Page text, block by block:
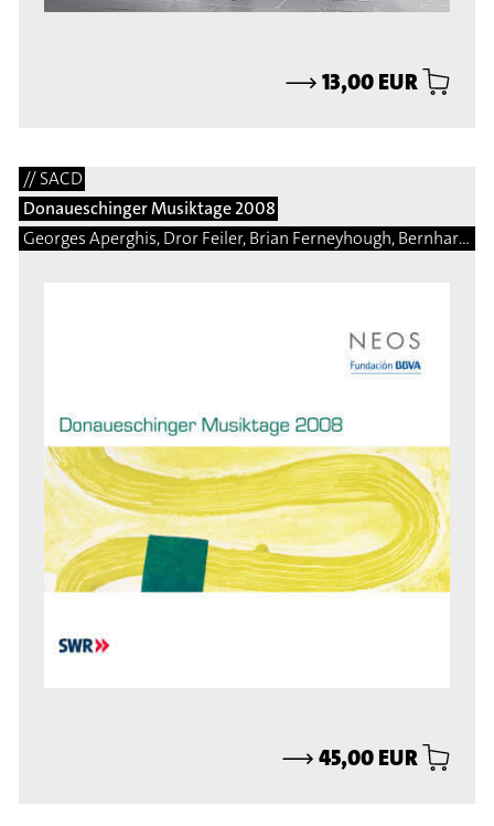
⟶13,00 EUR
// SACD
Donaueschinger Musiktage 2008
Georges Aperghis, Dror Feiler, Brian Ferneyhough, Bernhard Gander, Saed Haddad, Arnulf Herrmann, Ben Johnston, Eduardo Moguillansky, Isabel Mundry, Brice Pauset, Enno Poppe
⟶45,00 EUR